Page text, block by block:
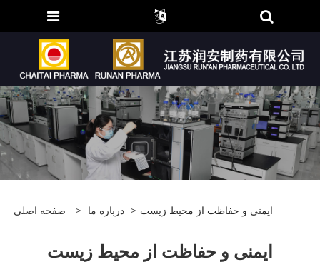
صفحه اصلی > درباره ما > ایمنی و حفاظت از محیط زیست
ایمنی و حفاظت از محیط زیست